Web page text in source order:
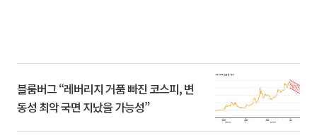
블룸버그 “레버리지 거품 빠진 코스피, 변
동성 최악 국면 지났을 가능성”